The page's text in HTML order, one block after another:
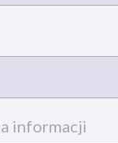
informacji